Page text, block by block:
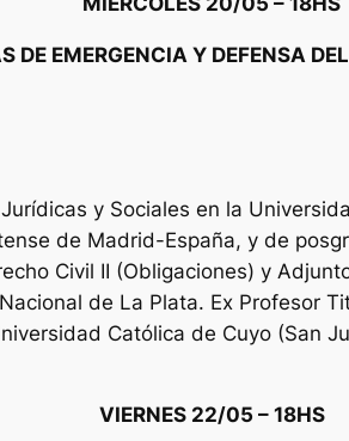
DE EMERGENCIA Y DEFENSA
y Sociales en la
de Madrid-España, y de
Civil II (Obligaciones) y
de La Plata. Ex Profesor
Católica de Cuyo (San
VIERNES 22/05 – 18HS